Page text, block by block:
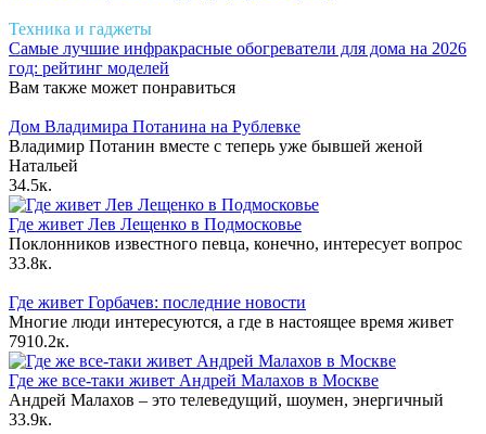
Техника и гаджеты
Самые лучшие инфракрасные обогреватели для дома на 2026
год: рейтинг моделей
Вам также может понравиться
Дом Владимира Потанина на Рублевке
Владимир Потанин вместе с теперь уже бывшей женой
Натальей
34.5к.
Где живет Лев Лещенко в Подмосковье
Поклонников известного певца, конечно, интересует вопрос
33.8к.
Где живет Горбачев: последние новости
Многие люди интересуются, а где в настоящее время живет
7910.2к.
Где же все-таки живет Андрей Малахов в Москве
Андрей Малахов – это телеведущий, шоумен, энергичный
33.9к.